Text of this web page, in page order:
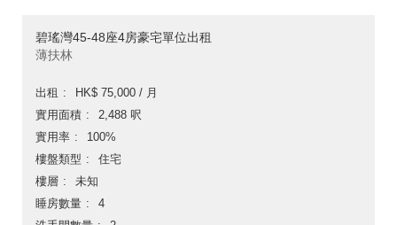
碧瑤灣45-48座4房豪宅單位出租
薄扶林
出租
HK$ 75,000 / 月
實用面積
2,488 呎
實用率
100%
樓盤類型
住宅
樓層
未知
睡房數量
4